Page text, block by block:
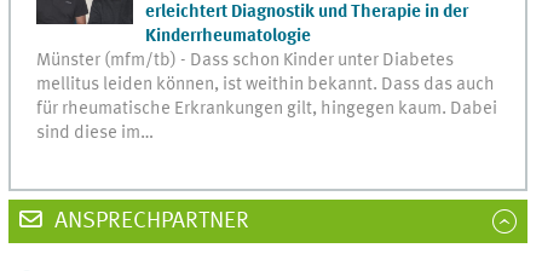
erleichtert Diagnostik und Therapie in der
Kinderrheumatologie
Münster (mfm/tb) - Dass schon Kinder unter Diabetes
mellitus leiden können, ist weithin bekannt. Dass das auch
für rheumatische Erkrankungen gilt, hingegen kaum. Dabei
sind diese im…
ANSPRECHPARTNER